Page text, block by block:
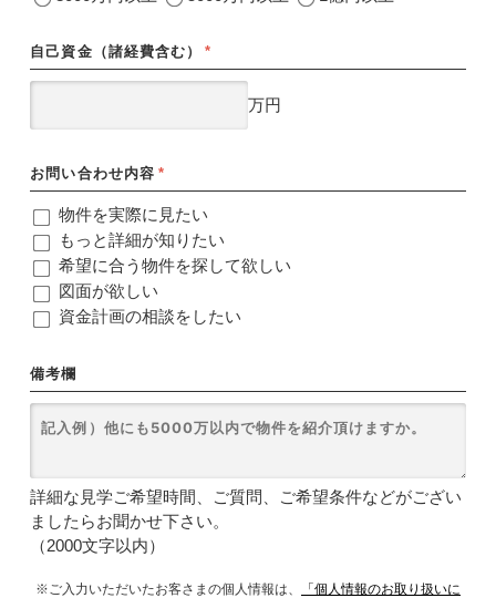
自己資金（諸経費含む） *
万円
お問い合わせ内容 *
物件を実際に見たい
もっと詳細が知りたい
希望に合う物件を探して欲しい
図面が欲しい
資金計画の相談をしたい
備考欄
詳細な見学ご希望時間、ご質問、ご希望条件などがござい
ましたらお聞かせ下さい。
（2000文字以内）
※ご入力いただいたお客さまの個人情報は、
「個人情報のお取り扱いに